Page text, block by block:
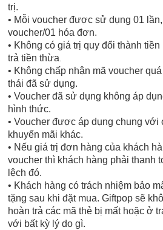
trị.
• Mỗi voucher được sử dụng 01
voucher/01 hóa đơn.
• Không có giá trị quy đổi thành
trả tiền thừa
• Không chấp nhận mã voucher
thái đã sử dụng.
• Voucher đã sử dụng không áp
hình thức.
• Voucher được áp dụng chung với
khuyến mãi khác.
• Nếu giá trị đơn hàng của khách
voucher thì khách hàng phải thanh
lệch đó.
• Khách hàng có trách nhiệm bảo
tặng sau khi đặt mua. Giftpop sẽ
hoàn trả các mã thẻ bị mất hoặc ở
với bất kỳ lý do gì.